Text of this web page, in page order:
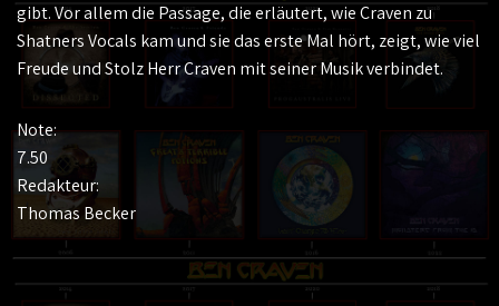
gibt. Vor allem die Passage, die erläutert, wie Craven zu
Shatners Vocals kam und sie das erste Mal hört, zeigt, wie viel
Freude und Stolz Herr Craven mit seiner Musik verbindet.
Note:
7.50
Redakteur:
Thomas Becker